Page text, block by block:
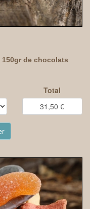
de chocolats
Total